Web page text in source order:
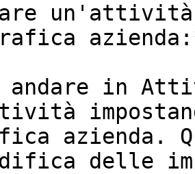
andare in
azienda.
delle